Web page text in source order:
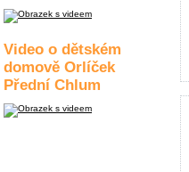
Video o dětském
domově Orlíček
Přední Chlum